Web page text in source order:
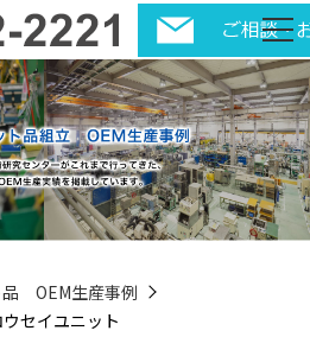
OEM生産事例
セイユニット